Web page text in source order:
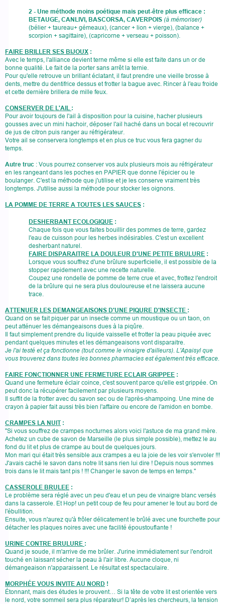
2 - Une méthode moins poétique mais peut-être plus efficace :
BETAUGE, CANLIVI, BASCORSA, CAVERPOIS (à mémoriser)
(bélier + taureau+ gémeaux), (cancer + lion + vierge), (balance +
scorpion + sagittaire), (capricorne + verseau + poisson).
FAIRE BRILLER SES BIJOUX :
Avec le temps, l'alliance devient terne même si elle est faite dans un or de
bonne qualité. Le fait de la porter sans arrêt la ternie.
Pour qu'elle retrouve un brillant éclatant, il faut prendre une vieille brosse à
dents, mettre du dentifrice dessus et frotter la bague avec. Rincer à l'eau froide
et cette dernière brillera de mille feux.
CONSERVER DE L'AIL :
Pour avoir toujours de l'ail à disposition pour la cuisine, hacher plusieurs
gousses avec un mini hachoir, déposer l'ail haché dans un bocal et recouvrir
de jus de citron puis ranger au réfrigérateur.
Votre ail se conservera longtemps et en plus ce truc vous fera gagner du
temps.
Autre truc : Vous pourrez conserver vos aulx plusieurs mois au réfrigérateur
en les rangeant dans les poches en PAPIER que donne l'épicier ou le
boulanger. C'est la méthode que j'utilise et je les conserve vraiment très
longtemps. J'utilise aussi la méthode pour stocker les oignons.
LA POMME DE TERRE A TOUTES LES SAUCES :
DESHERBANT ECOLOGIQUE :
Chaque fois que vous faites bouillir des pommes de terre, gardez
l'eau de cuisson pour les herbes indésirables. C'est un excellent
desherbant naturel.
FAIRE DISPARAITRE LA DOULEUR D'UNE PETITE BRULURE :
Lorsque vous souffrez d'une brûlure superficielle, il est possible de la
stopper rapidement avec une recette naturelle.
Coupez une rondelle de pomme de terre crue et avec, frottez l'endroit
de la brûlure qui ne sera plus douloureuse et ne laissera aucune
trace.
ATTENUER LES DEMANGEAISONS D'UNE PIQURE D'INSECTE :
Quand on se fait piquer par un insecte comme un moustique ou un taon, on
peut atténuer les démangeaisons dues à la piqûre.
Il faut simplement prendre du liquide vaisselle et frotter la peau piquée avec
pendant quelques minutes et les démangeaisons vont disparaitre.
Je l'ai testé et ça fonctionne (tout comme le vinaigre d'ailleurs). L'Apaisyl que
vous trouverez dans toutes les bonnes pharmacies est également très efficace.
FAIRE FONCTIONNER UNE FERMETURE ECLAIR GRIPPEE :
Quand une fermeture éclair coince, c'est souvent parce qu'elle est grippée. On
peut donc la récupérer facilement par plusieurs moyens.
Il suffit de la frotter avec du savon sec ou de l'après-shampoing. Une mine de
crayon à papier fait aussi très bien l'affaire ou encore de l'amidon en bombe.
CRAMPES LA NUIT :
"Si vous souffrez de crampes nocturnes alors voici l'astuce de ma grand mère.
Achetez un cube de savon de Marseille (le plus simple possible), mettez le au
fond du lit et plus de crampe au bout de quelques jours.
Mon mari qui était très sensible aux crampes a eu la joie de les voir s'envoler !!!
J'avais caché le savon dans notre lit sans rien lui dire ! Depuis nous sommes
trois dans le lit mais tant pis ! !!! Changer le savon de temps en temps."
CASSEROLE BRULEE :
Le problème sera réglé avec un peu d'eau et un peu de vinaigre blanc versés
dans la casserole. Et Hop! un petit coup de feu pour amener le tout au bord de
l'ébullition.
Ensuite, vous n'aurez qu'à frôler délicatement le brûlé avec une fourchette pour
détacher les plaques noires avec une facilité époustouflante !
URINE CONTRE BRULURE :
Quand je soude, il m'arrive de me brûler. J'urine immédiatement sur l'endroit
touché en laissant sécher la peau à l'air libre. Aucune cloque, ni
démangeaison n'apparaissent. Le résultat est spectaculaire.
MORPHÉE VOUS INVITE AU NORD !
Étonnant, mais des études le prouvent… Si la tête de votre lit est orientée vers
le nord, votre sommeil sera plus réparateur! D’après les chercheurs, la tension